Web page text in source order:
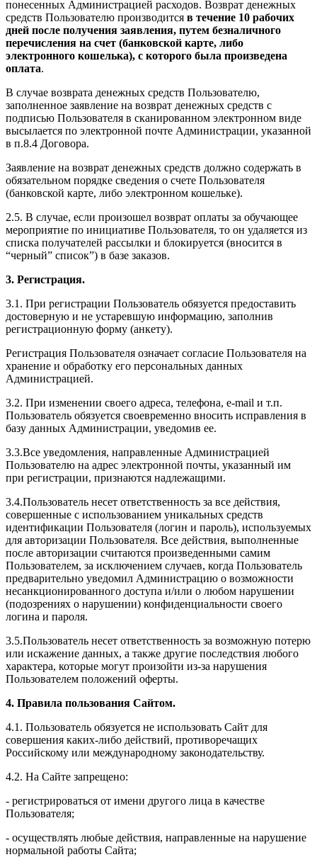
понесенных Администрацией расходов. Возврат денежных
средств Пользователю производится в течение 10 рабочих
дней после получения заявления, путем безналичного
перечисления на счет (банковской карте, либо
электронного кошелька), с которого была произведена
оплата.
В случае возврата денежных средств Пользователю,
заполненное заявление на возврат денежных средств с
подписью Пользователя в сканированном электронном виде
высылается по электронной почте Администрации, указанной
в п.8.4 Договора.
Заявление на возврат денежных средств должно содержать в
обязательном порядке сведения о счете Пользователя
(банковской карте, либо электронном кошельке).
2.5. В случае, если произошел возврат оплаты за обучающее
мероприятие по инициативе Пользователя, то он удаляется из
списка получателей рассылки и блокируется (вносится в
“черный” список”) в базе заказов.
3. Регистрация.
3.1. При регистрации Пользователь обязуется предоставить
достоверную и не устаревшую информацию, заполнив
регистрационную форму (анкету).
Регистрация Пользователя означает согласие Пользователя на
хранение и обработку его персональных данных
Администрацией.
3.2. При изменении своего адреса, телефона, e-mail и т.п.
Пользователь обязуется своевременно вносить исправления в
базу данных Администрации, уведомив ее.
3.3.Все уведомления, направленные Администрацией
Пользователю на адрес электронной почты, указанный им
при регистрации, признаются надлежащими.
3.4.Пользователь несет ответственность за все действия,
совершенные с использованием уникальных средств
идентификации Пользователя (логин и пароль), используемых
для авторизации Пользователя. Все действия, выполненные
после авторизации считаются произведенными самим
Пользователем, за исключением случаев, когда Пользователь
предварительно уведомил Администрацию о возможности
несанкционированного доступа и/или о любом нарушении
(подозрениях о нарушении) конфиденциальности своего
логина и пароля.
3.5.Пользователь несет ответственность за возможную потерю
или искажение данных, а также другие последствия любого
характера, которые могут произойти из-за нарушения
Пользователем положений оферты.
4. Правила пользования Сайтом.
4.1. Пользователь обязуется не использовать Сайт для
совершения каких-либо действий, противоречащих
Российскому или международному законодательству.
4.2. На Сайте запрещено:
- регистрироваться от имени другого лица в качестве
Пользователя;
- осуществлять любые действия, направленные на нарушение
нормальной работы Сайта;